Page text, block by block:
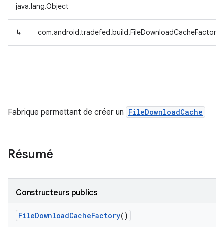
java.lang.Object
↳ com.android.tradefed.build.FileDownloadCacheFactory
Fabrique permettant de créer un FileDownloadCache
Résumé
Constructeurs publics
FileDownloadCacheFactory()